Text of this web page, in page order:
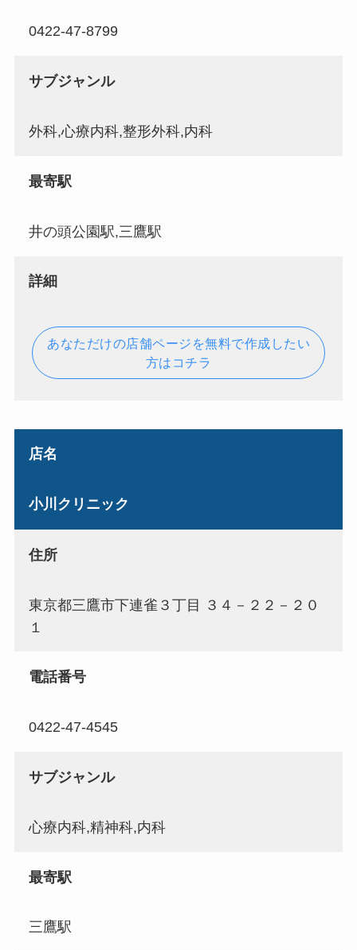
0422-47-8799
サブジャンル
外科,心療内科,整形外科,内科
最寄駅
井の頭公園駅,三鷹駅
詳細
あなただけの店舗ページを無料で作成したい
方はコチラ
店名
小川クリニック
住所
東京都三鷹市下連雀３丁目 ３４－２２－２０
１
電話番号
0422-47-4545
サブジャンル
心療内科,精神科,内科
最寄駅
三鷹駅